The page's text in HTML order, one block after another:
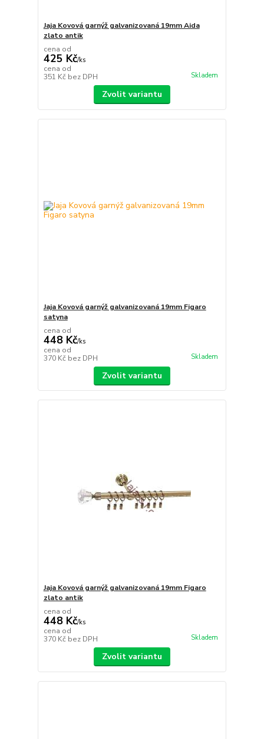
Jaja Kovová garnýž galvanizovaná 19mm Aida
zlato antik
cena od
425 Kč/ks
cena od
351 Kč bez DPH Skladem
Zvolit variantu
Jaja Kovová garnýž galvanizovaná 19mm Figaro
satyna
cena od
448 Kč/ks
cena od
370 Kč bez DPH Skladem
Zvolit variantu
Jaja Kovová garnýž galvanizovaná 19mm Figaro
zlato antik
cena od
448 Kč/ks
cena od
370 Kč bez DPH Skladem
Zvolit variantu